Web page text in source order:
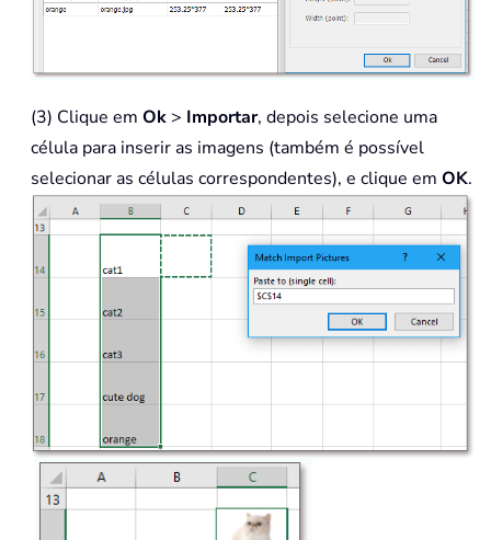
(3) Clique em Ok > Importar, depois selecione uma
célula para inserir as imagens (também é possível
selecionar as células correspondentes), e clique em OK.